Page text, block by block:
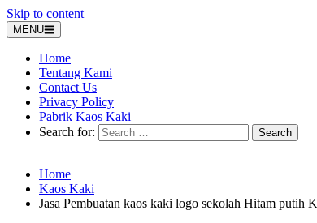
Skip to content
MENU
Home
Tentang Kami
Contact Us
Privacy Policy
Pabrik Kaos Kaki
Search for:
Home
Kaos Kaki
Jasa Pembuatan kaos kaki logo sekolah Hitam putih